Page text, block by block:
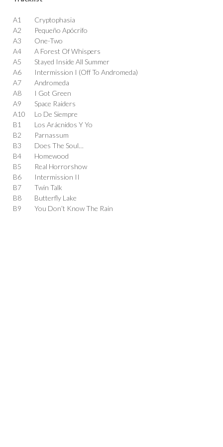
A1
Cryptophasia
A2
Pequeño Apócrifo
A3
One-Two
A4
A Forest Of Whispers
A5
Stayed Inside All Summer
A6
Intermission I (Off To Andromeda)
A7
Andromeda
A8
I Got Green
A9
Space Raiders
A10
Lo De Siempre
B1
Los Arácnidos Y Yo
B2
Parnassum
B3
Does The Soul…
B4
Homewood
B5
Real Horrorshow
B6
Intermission II
B7
Twin Talk
B8
Butterfly Lake
B9
You Don’t Know The Rain